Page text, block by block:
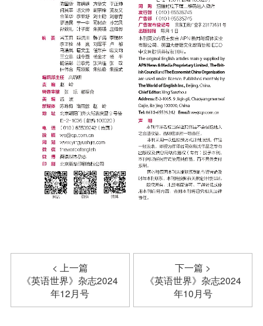
< 上一篇
《英语世界》杂志2024
年12月号
下一篇 >
《英语世界》杂志2024
年10月号